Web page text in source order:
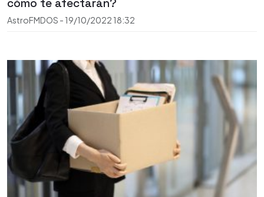
cómo te afectarán?
AstroFMDOS - 19/10/2022 18:32